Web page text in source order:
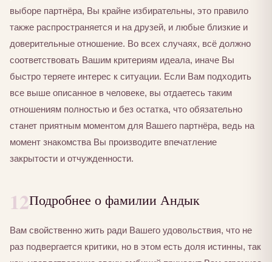
выборе партнёра, Вы крайне избирательны, это правило
также распространяется и на друзей, и любые близкие и
доверительные отношение. Во всех случаях, всё должно
соответствовать Вашим критериям идеала, иначе Вы
быстро теряете интерес к ситуации. Если Вам подходить
все выше описанное в человеке, вы отдаетесь таким
отношениям полностью и без остатка, что обязательно
станет приятным моментом для Вашего партнёра, ведь на
момент знакомства Вы производите впечатление
закрытости и отчужденности.
12Подробнее о фамилии Андык
Вам свойственно жить ради Вашего удовольствия, что не
раз подвергается критики, но в этом есть доля истинны, так